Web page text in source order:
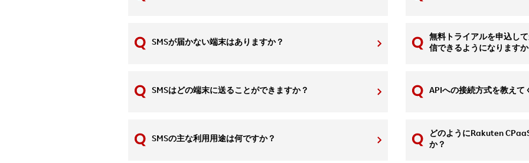
SMSが届かない端末はありますか？
SMSはどの端末に送ることができますか？
SMSの主な利用用途は何ですか？
無料トライアルを申込し
信できるようになります
APIへの接続方式を教えて
どのようにRakuten
か？